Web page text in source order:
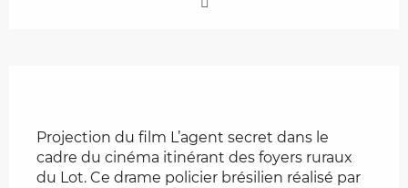
Projection du film L’agent secret dans le
cadre du cinéma itinérant des foyers ruraux
du Lot. Ce drame policier brésilien réalisé par